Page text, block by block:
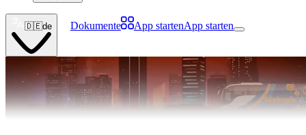
🇩🇪de Dokumente App startenApp starten